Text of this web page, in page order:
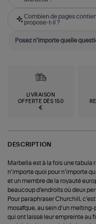
Combien de pages
propose-t-il ?
LIVRAISON
OFFERTE DÈS 150
€
DESCRIPTION
Marbella est à la fois une tabula
n’importe quoi pour n’importe
et un membre de la royauté
beaucoup d’endroits où deux
Pour paraphraser Churchill,
mosaïque, au sein d’un
qui ont laissé leur empreinte au